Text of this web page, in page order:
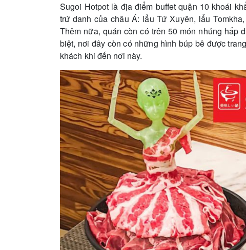
Sugoi Hotpot là địa điểm buffet quận 10 khoái
trứ danh của châu Á: lẩu Tứ Xuyên, lẩu
Thêm nữa, quán còn có trên 50 món nhúng
biệt, nơi đây còn có những hình búp bê được
khách khi đến nơi này.